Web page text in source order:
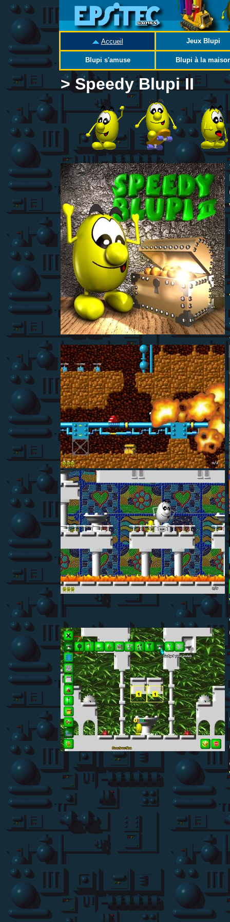
Accueil Jeux Blupi
Blupi s'amuse Blupi à la
> Speedy Blupi II